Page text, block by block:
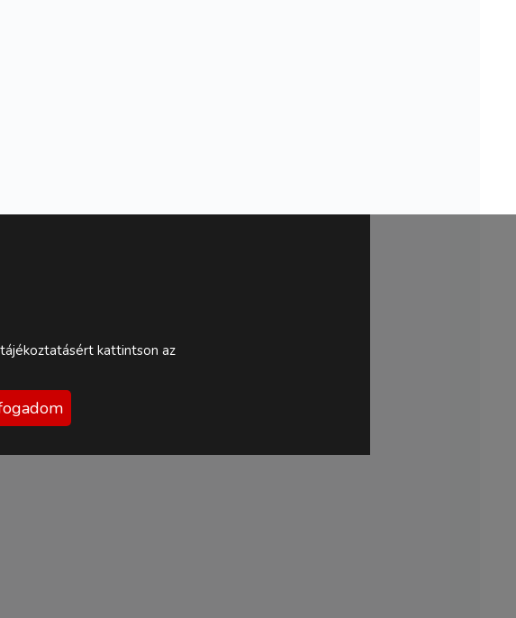
kattintson az